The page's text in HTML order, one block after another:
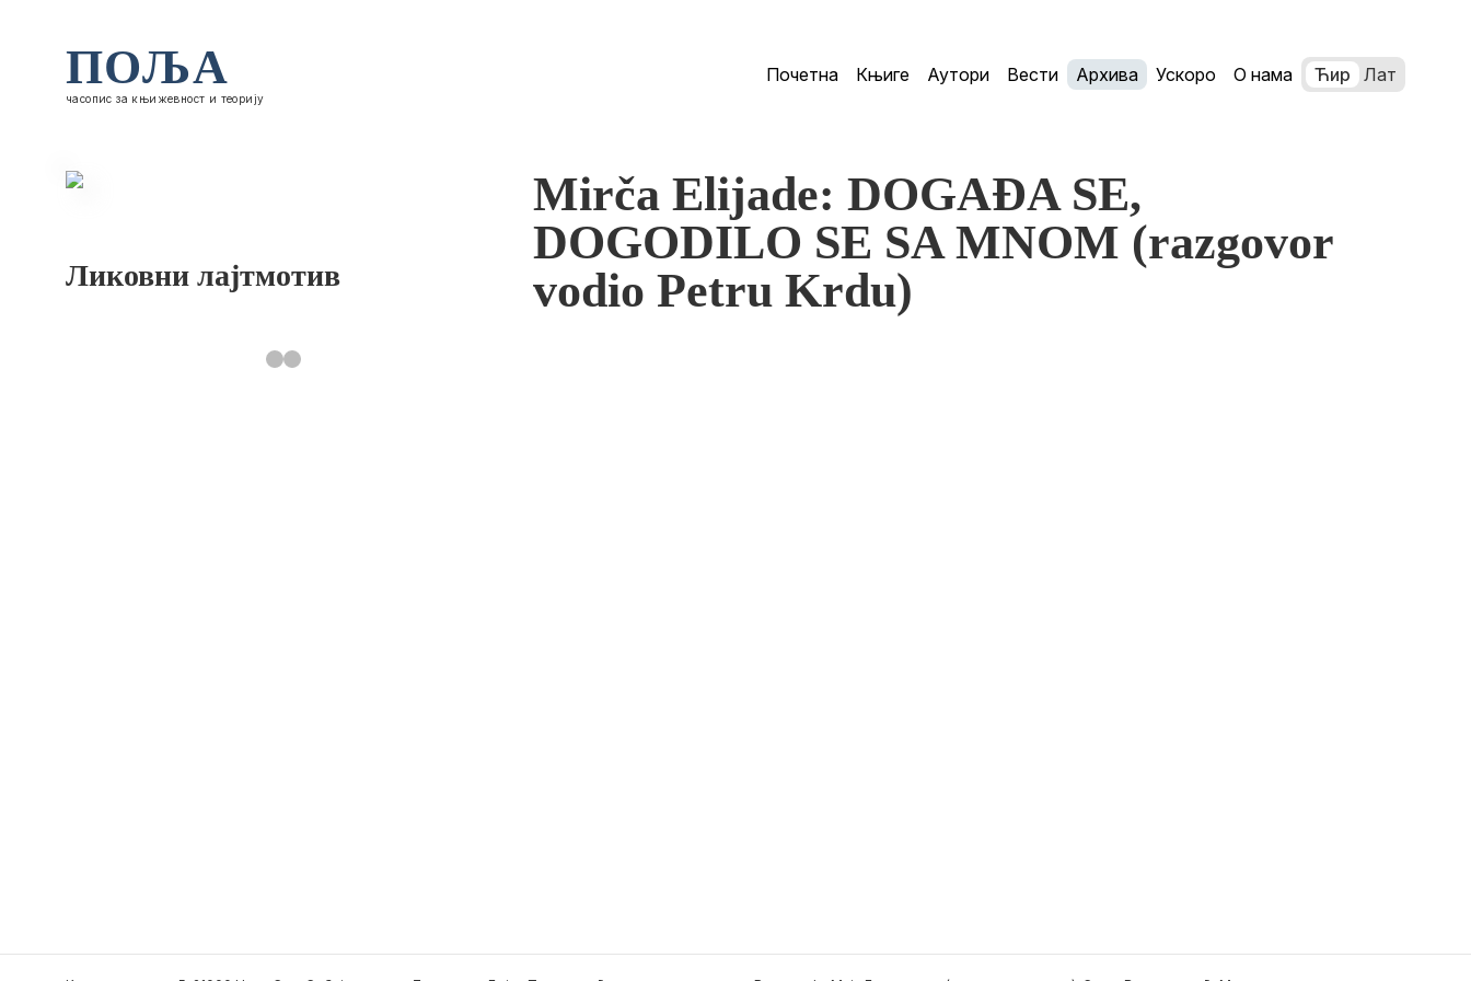
ПОЉА
часопис за књижевност и теорију
Почетна Књиге Аутори Вести Архива Ускоро О нама Ћир Лат
Ликовни лајтмотив
Mirča Elijade: DOGAĐA SE,
DOGODILO SE SA MNOM (razgovor
vodio Petru Krdu)